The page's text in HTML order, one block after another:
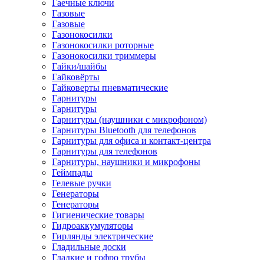
Гаечные ключи
Газовые
Газовые
Газонокосилки
Газонокосилки роторные
Газонокосилки триммеры
Гайки/шайбы
Гайковёрты
Гайковерты пневматические
Гарнитуры
Гарнитуры
Гарнитуры (наушники с микрофоном)
Гарнитуры Bluetooth для телефонов
Гарнитуры для офиса и контакт-центра
Гарнитуры для телефонов
Гарнитуры, наушники и микрофоны
Геймпады
Гелевые ручки
Генераторы
Генераторы
Гигиенические товары
Гидроаккумуляторы
Гирлянды электрические
Гладильные доски
Гладкие и гофро трубы